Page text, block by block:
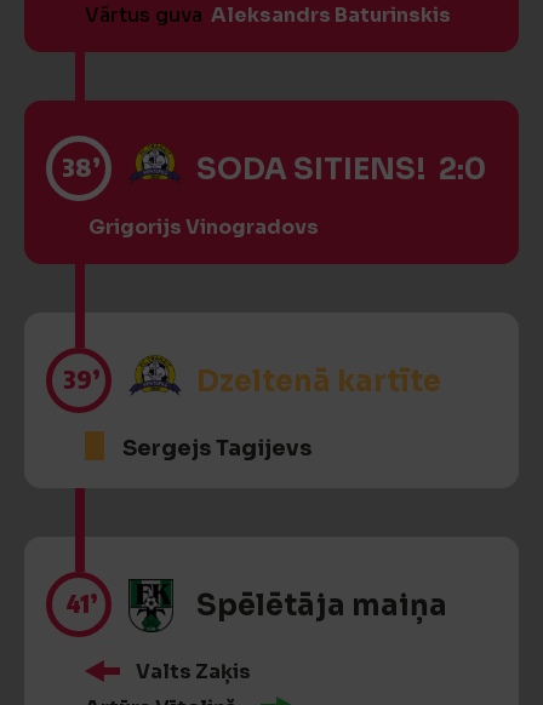
Vārtus guva Aleksandrs Baturinskis
38’ SODA SITIENS! 2:0
Grigorijs Vinogradovs
39’ Dzeltenā kartīte
Sergejs Tagijevs
41’ Spēlētāja maiņa
Valts Zaķis